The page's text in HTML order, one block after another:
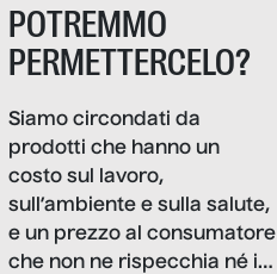
POTREMMO
PERMETTERCELO?
Siamo circondati da
prodotti che hanno un
costo sul lavoro,
sull’ambiente e sulla salute,
e un prezzo al consumatore
che non ne rispecchia né il